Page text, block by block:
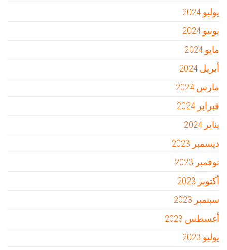
يوليو 2024
يونيو 2024
مايو 2024
أبريل 2024
مارس 2024
فبراير 2024
يناير 2024
ديسمبر 2023
نوفمبر 2023
أكتوبر 2023
سبتمبر 2023
أغسطس 2023
يوليو 2023